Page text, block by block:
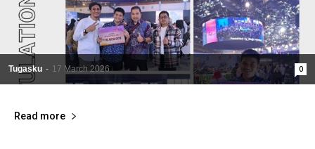
Tugasku - 17 March 2026 0
Read more